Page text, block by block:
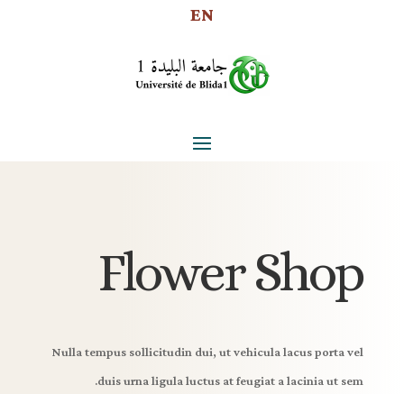
EN
Flower Shop
Nulla tempus sollicitudin dui, ut vehicula lacus porta vel
duis urna ligula luctus at feugiat a lacinia ut sem.